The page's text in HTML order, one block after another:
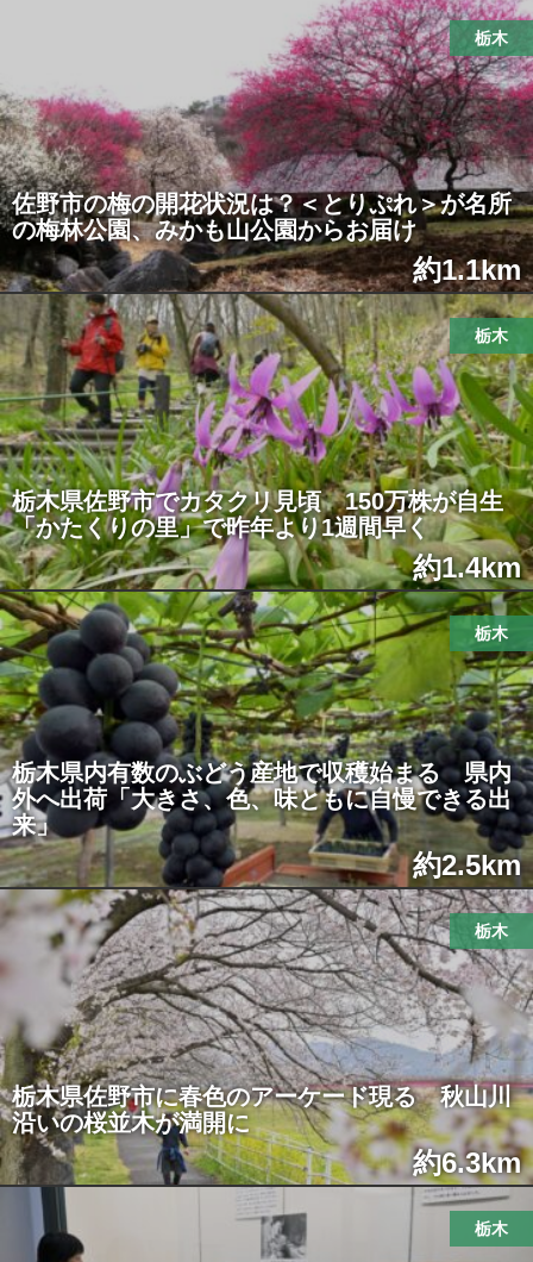
栃木
佐野市の梅の開花状況は？＜とりぷれ＞が名所
の梅林公園、みかも山公園からお届け
約1.1km
栃木
栃木県佐野市でカタクリ見頃 150万株が自生
「かたくりの里」で昨年より1週間早く
約1.4km
栃木
栃木県内有数のぶどう産地で収穫始まる 県内
外へ出荷「大きさ、色、味ともに自慢できる出
来」
約2.5km
栃木
栃木県佐野市に春色のアーケード現る 秋山川
沿いの桜並木が満開に
約6.3km
栃木